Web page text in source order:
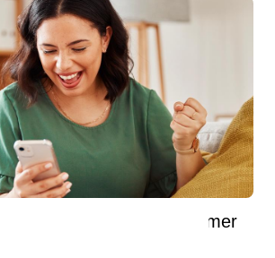
Québécois peuvent réclamer
jusqu’à 100 $